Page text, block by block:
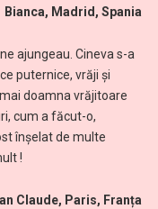
Bianca, Madrid, Spania
ajungeau. Cineva s-a
puternice, vrăji și
doamna vrăjitoare
cum a făcut-o,
înșelat de multe
!
Claude, Paris, Franța